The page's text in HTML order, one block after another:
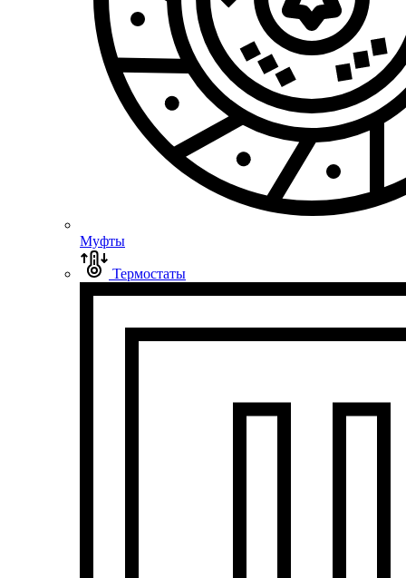
Муфты
Термостаты